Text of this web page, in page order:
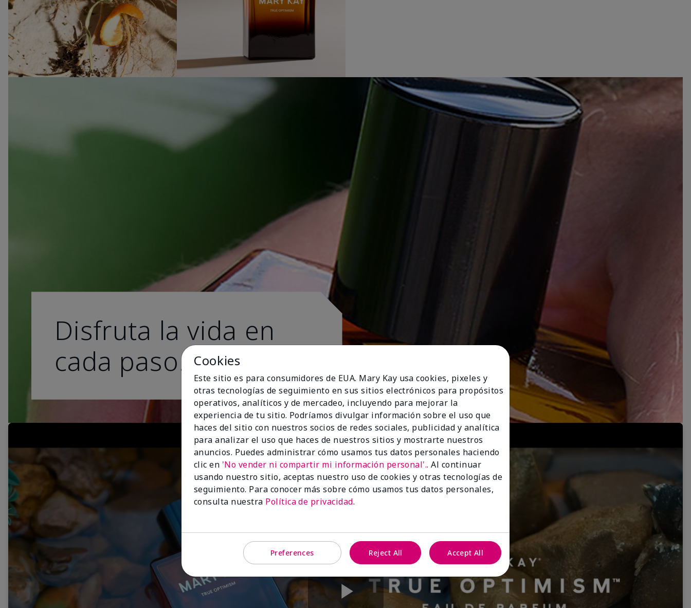
Disfruta la vida en
cada paso. Cookies
Este sitio es para consumidores de EUA. Mary Kay usa cookies, pixeles y
otras tecnologías de seguimiento en sus sitios electrónicos para propósitos
operativos, analíticos y de mercadeo, incluyendo para mejorar la
experiencia de tu sitio. Podríamos divulgar información sobre el uso que
haces del sitio con nuestros socios de redes sociales, publicidad y analítica
para analizar el uso que haces de nuestros sitios y mostrarte nuestros
anuncios. Puedes administrar cómo usamos tus datos personales haciendo
clic en 'No vender ni compartir mi información personal'.. Al continuar
usando nuestro sitio, aceptas nuestro uso de cookies y otras tecnologías de
seguimiento. Para conocer más sobre cómo usamos tus datos personales,
consulta nuestra Política de privacidad.
Preferences Reject All Accept All